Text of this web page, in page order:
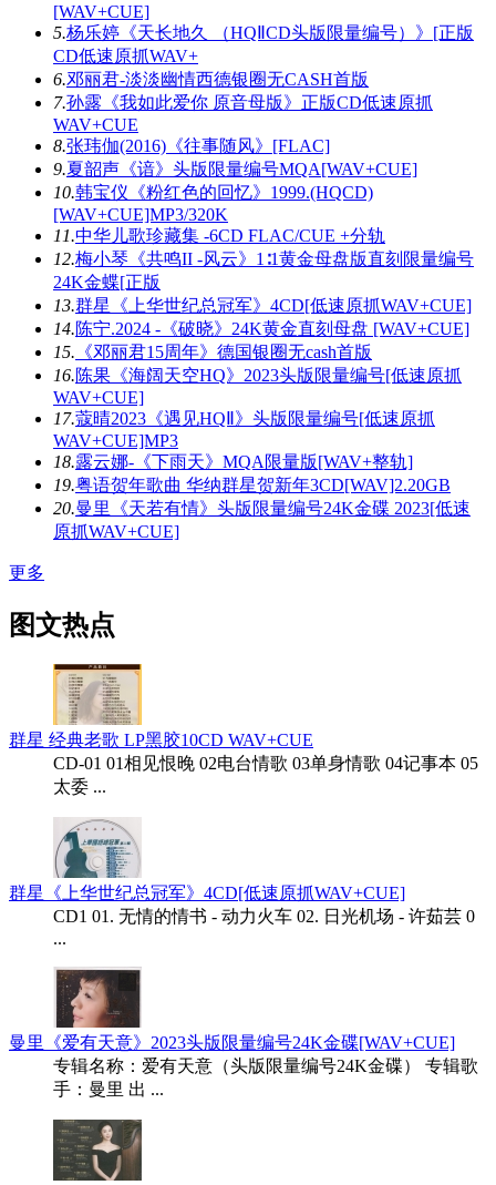
[WAV+CUE]
5.杨乐婷《天长地久 （HQⅡCD头版限量编号）》[正版
CD低速原抓WAV+
6.邓丽君-淡淡幽情西德银圈无CASH首版
7.孙露《我如此爱你 原音母版》正版CD低速原抓
WAV+CUE
8.张玮伽(2016)《往事随风》[FLAC]
9.夏韶声《谙》头版限量编号MQA[WAV+CUE]
10.韩宝仪《粉红色的回忆》1999.(HQCD)
[WAV+CUE]MP3/320K
11.中华儿歌珍藏集 -6CD FLAC/CUE +分轨
12.梅小琴《共鸣II -风云》1∶1黄金母盘版直刻限量编号
24K金蝶[正版
13.群星《上华世纪总冠军》4CD[低速原抓WAV+CUE]
14.陈宁.2024 -《破晓》24K黄金直刻母盘 [WAV+CUE]
15. 《邓丽君15周年》德国银圈无cash首版
16.陈果《海阔天空HQ》2023头版限量编号[低速原抓
WAV+CUE]
17.蔻晴2023《遇见HQⅡ》头版限量编号[低速原抓
WAV+CUE]MP3
18.露云娜-《下雨天》MQA限量版[WAV+整轨]
19.粤语贺年歌曲 华纳群星贺新年3CD[WAV]2.20GB
20.曼里《天若有情》头版限量编号24K金碟 2023[低速
原抓WAV+CUE]
更多
图文热点
群星 经典老歌 LP黑胶10CD WAV+CUE
CD-01 01相见恨晚 02电台情歌 03单身情歌 04记事本 05
太委 ...
群星《上华世纪总冠军》4CD[低速原抓WAV+CUE]
CD1 01. 无情的情书 - 动力火车 02. 日光机场 - 许茹芸 0
...
曼里《爱有天意》2023头版限量编号24K金碟[WAV+CUE]
专辑名称：爱有天意（头版限量编号24K金碟） 专辑歌
手：曼里 出 ...